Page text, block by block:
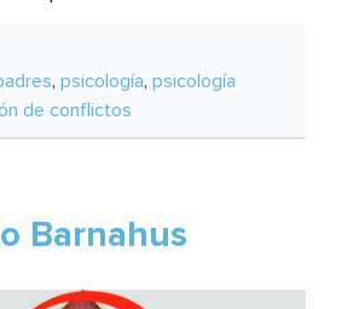
,psicología,psicología
de conflictos
Barnahus